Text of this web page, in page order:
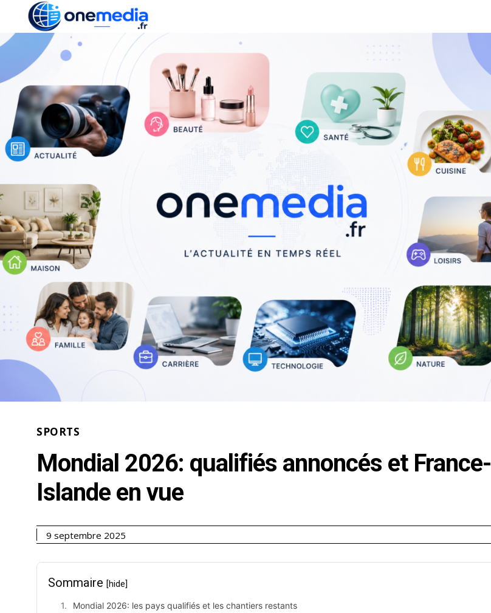
SPORTS
Mondial 2026: qualifiés annoncés et France-
Islande en vue
9 septembre 2025
Sommaire [hide]
Mondial 2026: les pays qualifiés et les chantiers restants